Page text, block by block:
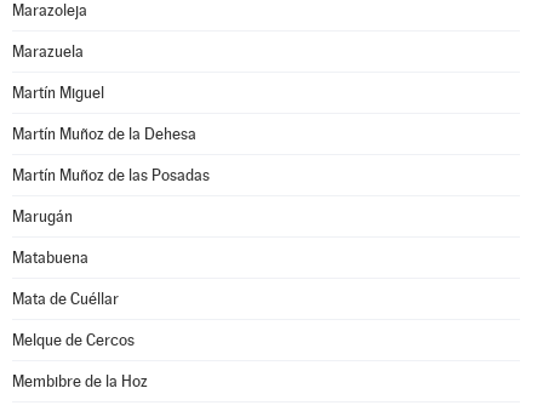
Marazoleja
Marazuela
Martín Miguel
Martín Muñoz de la Dehesa
Martín Muñoz de las Posadas
Marugán
Matabuena
Mata de Cuéllar
Melque de Cercos
Membibre de la Hoz